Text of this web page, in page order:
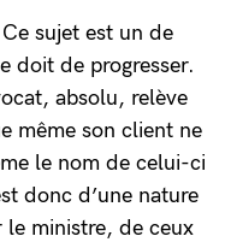
Ce sujet est un de
doit de progresser.
absolu, relève
même son client ne
le nom de celui-ci
donc d’une nature
ministre, de ceux